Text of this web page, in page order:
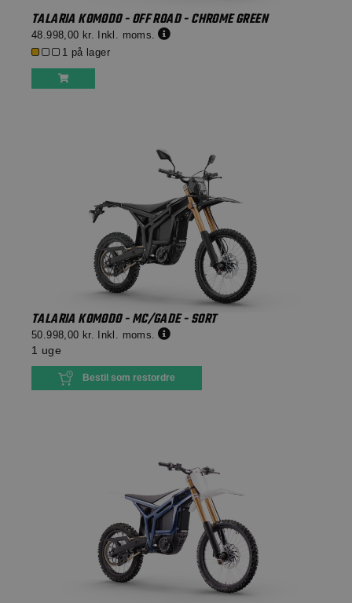
TALARIA KOMODO - OFF ROAD - CHROME GREEN
48.998,00 kr.
Inkl. moms.
1 på lager
TALARIA KOMODO - MC/GADE - SORT
50.998,00 kr.
Inkl. moms.
1 uge
Bestil som restordre